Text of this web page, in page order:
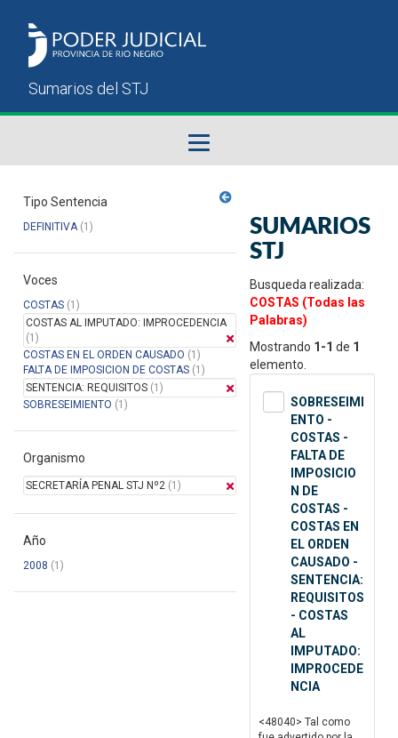
Sumarios del STJ
Manual del Usuario
Tipo Sentencia
DEFINITIVA(1)
Voces
COSTAS (1)
COSTAS AL IMPUTADO: IMPROCEDENCIA
(1)
COSTAS EN EL ORDEN CAUSADO (1)
FALTA DE IMPOSICION DE COSTAS (1)
SENTENCIA: REQUISITOS (1)
SOBRESEIMIENTO (1)
Organismo
SECRETARÍA PENAL STJ Nº2 (1)
Año
2008 (1)
SUMARIOS
STJ
Busqueda realizada:
COSTAS (Todas las
Palabras)
Mostrando 1-1 de 1
elemento.
SOBRESEIMI
ENTO -
COSTAS -
FALTA DE
IMPOSICIO
N DE
COSTAS -
COSTAS EN
EL ORDEN
CAUSADO -
SENTENCIA:
REQUISITOS
- COSTAS
AL
IMPUTADO:
IMPROCEDE
NCIA
<48040> Tal como